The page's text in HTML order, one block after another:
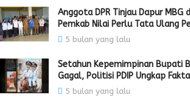
Anggota DPR Tinjau Dapur MBG
Pemkab Nilai Perlu Tata Ulang
5 bulan yang lalu
Setahun Kepemimpinan Bupati
Gagal, Politisi PDIP Ungkap
5 bulan yang lalu